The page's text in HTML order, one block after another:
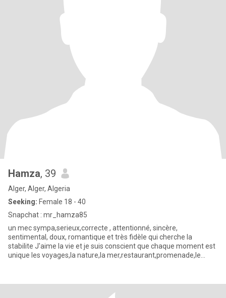
Hamza, 39
Alger, Alger, Algeria
Seeking: Female 18 - 40
Snapchat : mr_hamza85
un mec sympa,serieux,correcte , attentionné, sincère,
sentimental, doux, romantique et très fidèle qui cherche la
stabilite J'aime la vie et je suis conscient que chaque moment est
unique les voyages,la nature,la mer,restaurant,promenade,le